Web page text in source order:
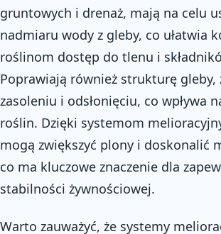
gruntowych i drenaż, mają na celu
nadmiaru wody z gleby, co ułatwia
roślinom dostęp do tlenu i
Poprawiają również strukturę gleby,
zasoleniu i odsłonięciu, co wpływa
roślin. Dzięki systemom
mogą zwiększyć plony i doskonalić
co ma kluczowe znaczenie dla
stabilności żywnościowej.
Warto zauważyć, że systemy